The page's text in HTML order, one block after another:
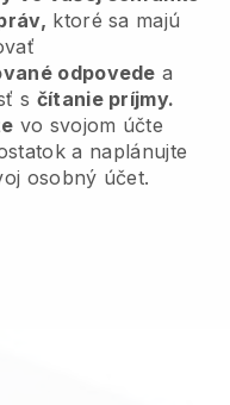
ktoré sa majú
odpovede a
s čítanie príjmy.
vo svojom účte
a naplánujte
osobný účet.